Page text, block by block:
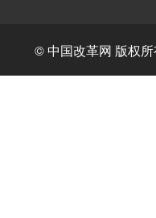
© 中国改革网 版权